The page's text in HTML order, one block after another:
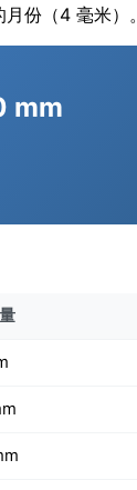
份（4 毫米）。
mm